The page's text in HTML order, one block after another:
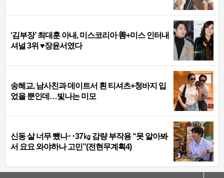
‘김부장’ 최대훈 아내, 미스코리아 善+미스 인터내
셔널 3위 ♥장윤서였다
송혜교, 남사친과 데이트서 흰 티셔츠+청바지 입
었을 뿐인데…빛나는 미모
신동 살 너무 뺐나‥37㎏ 감량 부작용 “못 알아봐
서 요요 와야하나 고민”(전현무계획4)